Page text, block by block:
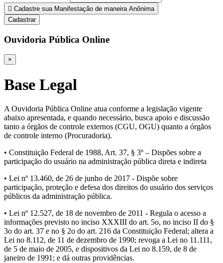
Cadastre sua Manifestação de maneira Anônima
Cadastrar
Ouvidoria Pública Online
×
Base Legal
A Ouvidoria Pública Online atua conforme a legislação vigente
abaixo apresentada, e quando necessário, busca apoio e discussão
tanto a órgãos de controle externos (CGU, OGU) quanto a órgãos
de controle interno (Procuradoria).
• Constituição Federal de 1988, Art. 37, § 3º – Dispões sobre a
participação do usuário na administração pública direta e indireta
• Lei nº 13.460, de 26 de junho de 2017 - Dispõe sobre
participação, proteção e defesa dos direitos do usuário dos serviços
públicos da administração pública.
• Lei nº 12.527, de 18 de novembro de 2011 - Regula o acesso a
informações previsto no inciso XXXIII do art. 5o, no inciso II do §
3o do art. 37 e no § 2o do art. 216 da Constituição Federal; altera a
Lei no 8.112, de 11 de dezembro de 1990; revoga a Lei no 11.111,
de 5 de maio de 2005, e dispositivos da Lei no 8.159, de 8 de
janeiro de 1991; e dá outras providências.